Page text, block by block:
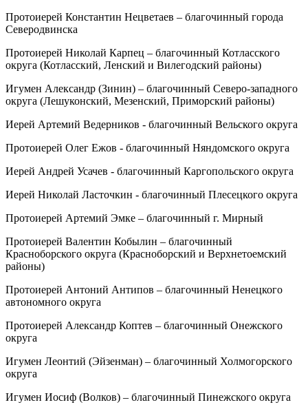
Протоиерей Константин Нецветаев – благочинный города
Северодвинска
Протоиерей Николай Карпец – благочинный Котласского
округа (Котласский, Ленский и Вилегодский районы)
Игумен Александр (Зинин) – благочинный Северо-западного
округа (Лешуконский, Мезенский, Приморский районы)
Иерей Артемий Ведерников - благочинный Вельского округа
Протоиерей Олег Ежов - благочинный Няндомского округа
Иерей Андрей Усачев - благочинный Каргопольского округа
Иерей Николай Ласточкин - благочинный Плесецкого округа
Протоиерей Артемий Эмке – благочинный г. Мирный
Протоиерей Валентин Кобылин – благочинный
Красноборского округа (Красноборский и Верхнетоемский
районы)
Протоиерей Антоний Антипов – благочинный Ненецкого
автономного округа
Протоиерей Александр Коптев – благочинный Онежского
округа
Игумен Леонтий (Эйзенман) – благочинный Холмогорского
округа
Игумен Иосиф (Волков) – благочинный Пинежского округа